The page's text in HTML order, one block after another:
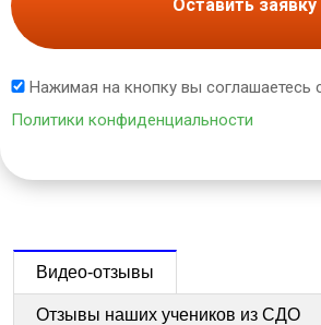
Оставить заявку
Нажимая на кнопку вы соглашаетесь
Политики конфиденциальности
Видео-отзывы
Отзывы наших учеников из СДО